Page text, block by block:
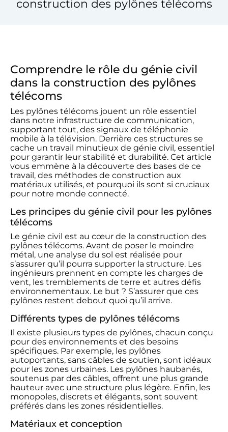
construction des pylônes télécoms
Comprendre le rôle du génie civil
dans la construction des pylônes
télécoms
Les pylônes télécoms jouent un rôle essentiel
dans notre infrastructure de communication,
supportant tout, des signaux de téléphonie
mobile à la télévision. Derrière ces structures se
cache un travail minutieux de génie civil, essentiel
pour garantir leur stabilité et durabilité. Cet article
vous emmène à la découverte des bases de ce
travail, des méthodes de construction aux
matériaux utilisés, et pourquoi ils sont si cruciaux
pour notre monde connecté.
Les principes du génie civil pour les pylônes
télécoms
Le génie civil est au cœur de la construction des
pylônes télécoms. Avant de poser le moindre
métal, une analyse du sol est réalisée pour
s’assurer qu’il pourra supporter la structure. Les
ingénieurs prennent en compte les charges de
vent, les tremblements de terre et autres défis
environnementaux. Le but ? S’assurer que ces
pylônes restent debout quoi qu’il arrive.
Différents types de pylônes télécoms
Il existe plusieurs types de pylônes, chacun conçu
pour des environnements et des besoins
spécifiques. Par exemple, les pylônes
autoportants, sans câbles de soutien, sont idéaux
pour les zones urbaines. Les pylônes haubanés,
soutenus par des câbles, offrent une plus grande
hauteur avec une structure plus légère. Enfin, les
monopoles, discrets et élégants, sont souvent
préférés dans les zones résidentielles.
Matériaux et conception